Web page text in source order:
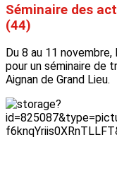
Séminaire des
(44)
Du 8 au 11
pour un séminaire de
Aignan de Grand Lieu.